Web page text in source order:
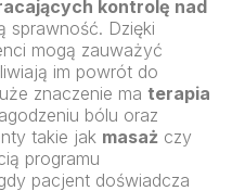
kontrolę nad
sprawność. Dzięki
mogą zauważyć
im powrót do
znaczenie ma terapia
bólu oraz
takie jak masaż czy
programu
pacjent doświadcza